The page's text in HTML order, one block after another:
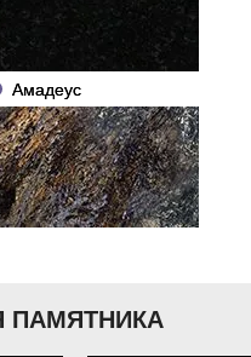
Амадеус
ПАМЯТНИКА